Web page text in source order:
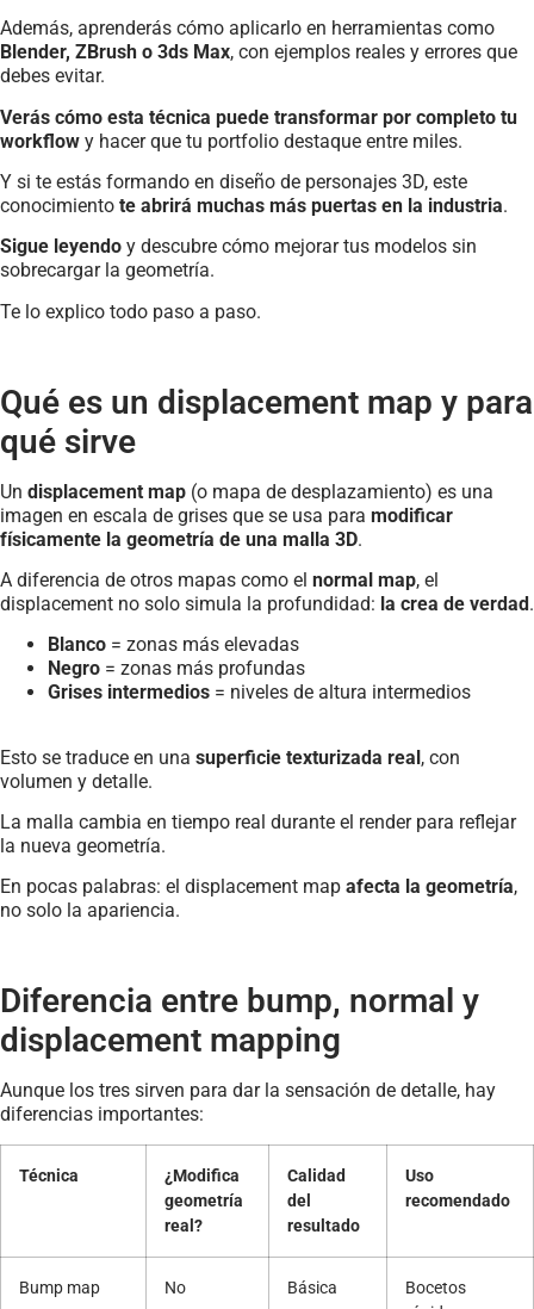
Además, aprenderás cómo aplicarlo en herramientas como
Blender, ZBrush o 3ds Max, con ejemplos reales y errores que
debes evitar.
Verás cómo esta técnica puede transformar por completo tu
workflow y hacer que tu portfolio destaque entre miles.
Y si te estás formando en diseño de personajes 3D, este
conocimiento te abrirá muchas más puertas en la industria.
Sigue leyendo y descubre cómo mejorar tus modelos sin
sobrecargar la geometría.
Te lo explico todo paso a paso.
Qué es un displacement map y para
qué sirve
Un displacement map (o mapa de desplazamiento) es una
imagen en escala de grises que se usa para modificar
físicamente la geometría de una malla 3D.
A diferencia de otros mapas como el normal map, el
displacement no solo simula la profundidad: la crea de verdad.
Blanco = zonas más elevadas
Negro = zonas más profundas
Grises intermedios = niveles de altura intermedios
Esto se traduce en una superficie texturizada real, con
volumen y detalle.
La malla cambia en tiempo real durante el render para reflejar
la nueva geometría.
En pocas palabras: el displacement map afecta la geometría,
no solo la apariencia.
Diferencia entre bump, normal y
displacement mapping
Aunque los tres sirven para dar la sensación de detalle, hay
diferencias importantes:
Técnica
¿Modifica
geometría
real?
Calidad
del
resultado
Uso
recomendado
Bump map No Básica
Bocetos